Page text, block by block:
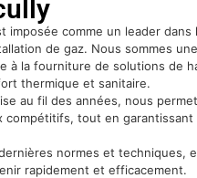
imposée comme un leader dans
de gaz. Nous sommes une
à la fourniture de solutions de
thermique et sanitaire.
au fil des années, nous
tout en garantissant
normes et techniques,
rapidement et efficacement.